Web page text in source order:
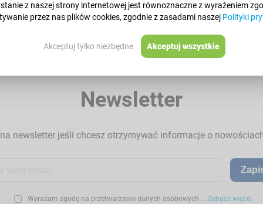
sur la Qualité et la Mesure}}
Newsletter
newsletter jeśli chcesz otrzymywać informacje o
Wyrażam zgodę na przetwarzanie danych osobowych... Zobacz więcej
z naszej strony internetowej jest równoznaczne z wyrażeniem
przez nas plików cookies, zgodnie z zasadami naszej Polityki
Akceptuj tylko niezbędne Akceptuj wszystkie